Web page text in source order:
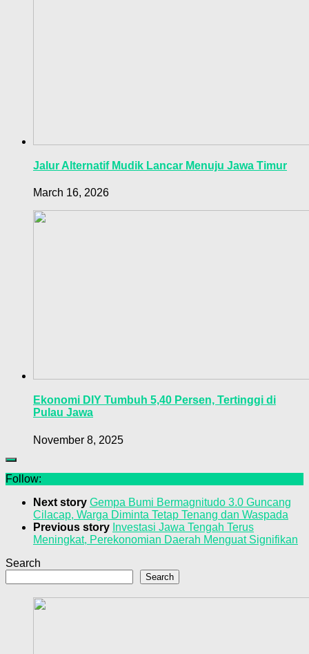
Jalur Alternatif Mudik Lancar Menuju Jawa Timur
March 16, 2026
Ekonomi DIY Tumbuh 5,40 Persen, Tertinggi di
Pulau Jawa
November 8, 2025
Follow:
Next story Gempa Bumi Bermagnitudo 3.0 Guncang
Cilacap, Warga Diminta Tetap Tenang dan Waspada
Previous story Investasi Jawa Tengah Terus
Meningkat, Perekonomian Daerah Menguat Signifikan
Search
Search